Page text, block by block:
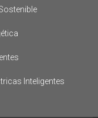
Inteligentes